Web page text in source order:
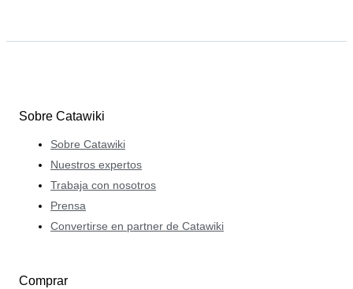
Sobre Catawiki
Sobre Catawiki
Nuestros expertos
Trabaja con nosotros
Prensa
Convertirse en partner de Catawiki
Comprar